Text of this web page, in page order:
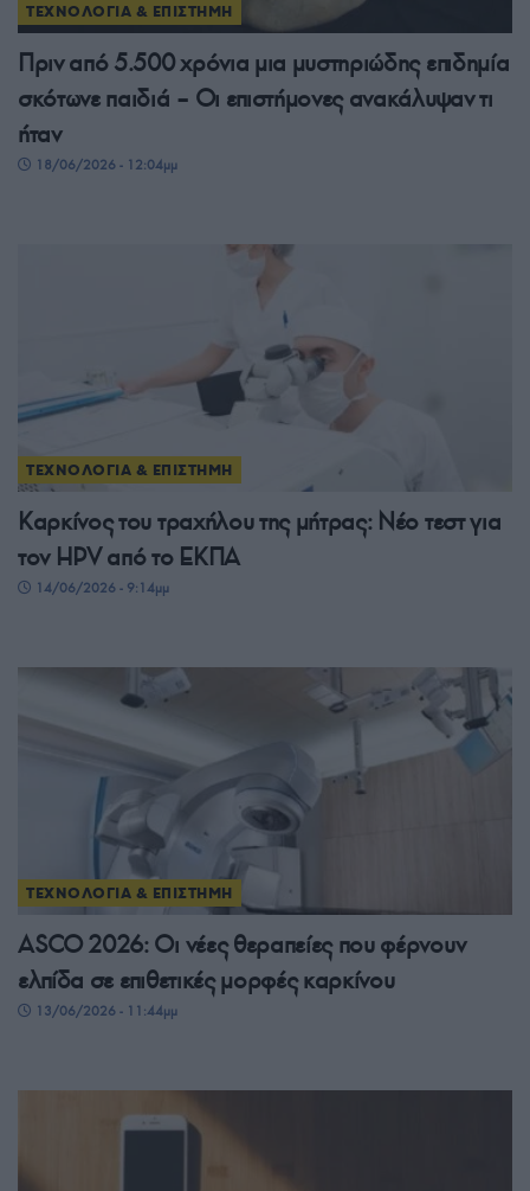
ΤΕΧΝΟΛΟΓΙΑ & ΕΠΙΣΤΗΜΗ
Πριν από 5.500 χρόνια μια μυστηριώδης επιδημία
σκότωνε παιδιά – Οι επιστήμονες ανακάλυψαν τι
ήταν
18/06/2026 - 12:04μμ
ΤΕΧΝΟΛΟΓΙΑ & ΕΠΙΣΤΗΜΗ
Καρκίνος του τραχήλου της μήτρας: Νέο τεστ για
τον HPV από το ΕΚΠΑ
14/06/2026 - 9:14μμ
ΤΕΧΝΟΛΟΓΙΑ & ΕΠΙΣΤΗΜΗ
ASCO 2026: Οι νέες θεραπείες που φέρνουν
ελπίδα σε επιθετικές μορφές καρκίνου
13/06/2026 - 11:44μμ